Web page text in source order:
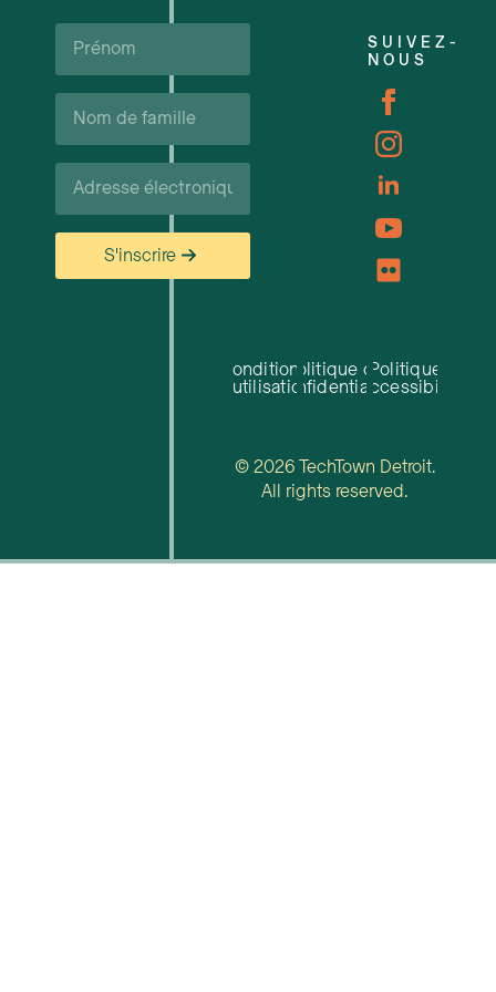
Prénom*
Nom
de
Courriel*
S'inscrire
SUIVEZ-
NOUS
Conditions
d'utilisation
Politique de
confidentialité
Politique
d'accessibilité
© 2026 TechTown Detroit.
All rights reserved.